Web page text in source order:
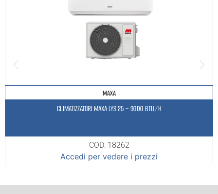
MAXA
CLIMATIZZATORI MAXA LYS 25 – 9000 BTU/H
COD: 18262
Accedi per vedere i prezzi